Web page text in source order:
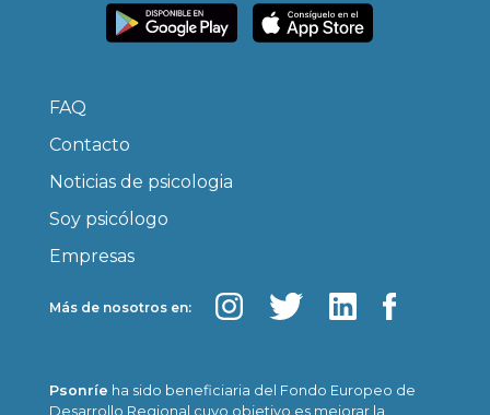
FAQ
Contacto
Noticias de psicologia
Soy psicólogo
Empresas
Más de nosotros en:
Psonríe ha sido beneficiaria del Fondo Europeo de
Desarrollo Regional cuyo objetivo es mejorar la